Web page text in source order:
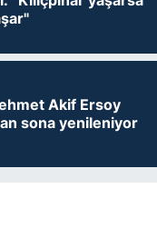
Akif Ersoy
sona yenileniyor